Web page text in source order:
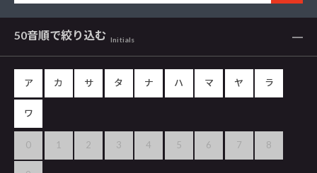
50音順で絞り込む Initials
ア カ サ タ ナ ハ マ ヤ ラ
ワ
0 1 2 3 4 5 6 7 8